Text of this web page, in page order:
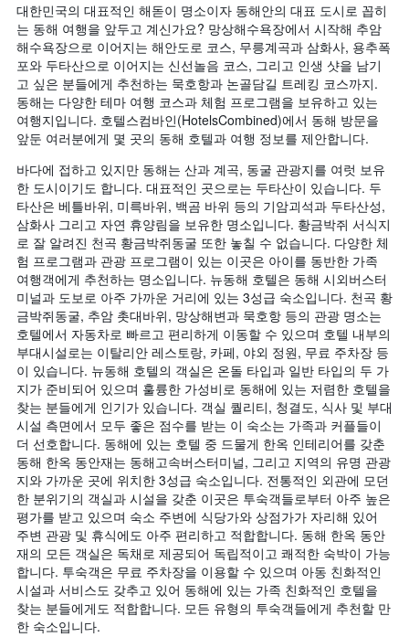
대한민국의 대표적인 해돋이 명소이자 동해안의 대표 도시로 꼽히
는 동해 여행을 앞두고 계신가요? 망상해수욕장에서 시작해 추암
해수욕장으로 이어지는 해안도로 코스, 무릉계곡과 삼화사, 용추폭
포와 두타산으로 이어지는 신선놀음 코스, 그리고 인생 샷을 남기
고 싶은 분들에게 추천하는 묵호항과 논골담길 트레킹 코스까지.
동해는 다양한 테마 여행 코스과 체험 프로그램을 보유하고 있는
여행지입니다. 호텔스컴바인(HotelsCombined)에서 동해 방문을
앞둔 여러분에게 몇 곳의 동해 호텔과 여행 정보를 제안합니다.
바다에 접하고 있지만 동해는 산과 계곡, 동굴 관광지를 여럿 보유
한 도시이기도 합니다. 대표적인 곳으로는 두타산이 있습니다. 두
타산은 베틀바위, 미륵바위, 백곰 바위 등의 기암괴석과 두타산성,
삼화사 그리고 자연 휴양림을 보유한 명소입니다. 황금박쥐 서식지
로 잘 알려진 천곡 황금박쥐동굴 또한 놓칠 수 없습니다. 다양한 체
험 프로그램과 관광 프로그램이 있는 이곳은 아이를 동반한 가족
여행객에게 추천하는 명소입니다. 뉴동해 호텔은 동해 시외버스터
미널과 도보로 아주 가까운 거리에 있는 3성급 숙소입니다. 천곡 황
금박쥐동굴, 추암 촛대바위, 망상해변과 묵호항 등의 관광 명소는
호텔에서 자동차로 빠르고 편리하게 이동할 수 있으며 호텔 내부의
부대시설로는 이탈리안 레스토랑, 카페, 야외 정원, 무료 주차장 등
이 있습니다. 뉴동해 호텔의 객실은 온돌 타입과 일반 타입의 두 가
지가 준비되어 있으며 훌륭한 가성비로 동해에 있는 저렴한 호텔을
찾는 분들에게 인기가 있습니다. 객실 퀄리티, 청결도, 식사 및 부대
시설 측면에서 모두 좋은 점수를 받는 이 숙소는 가족과 커플들이
더 선호합니다. 동해에 있는 호텔 중 드물게 한옥 인테리어를 갖춘
동해 한옥 동안재는 동해고속버스터미널, 그리고 지역의 유명 관광
지와 가까운 곳에 위치한 3성급 숙소입니다. 전통적인 외관에 모던
한 분위기의 객실과 시설을 갖춘 이곳은 투숙객들로부터 아주 높은
평가를 받고 있으며 숙소 주변에 식당가와 상점가가 자리해 있어
주변 관광 및 휴식에도 아주 편리하고 적합합니다. 동해 한옥 동안
재의 모든 객실은 독채로 제공되어 독립적이고 쾌적한 숙박이 가능
합니다. 투숙객은 무료 주차장을 이용할 수 있으며 아동 친화적인
시설과 서비스도 갖추고 있어 동해에 있는 가족 친화적인 호텔을
찾는 분들에게도 적합합니다. 모든 유형의 투숙객들에게 추천할 만
한 숙소입니다.